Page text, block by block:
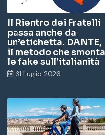
Il Rientro dei Fratelli
passa anche da
un’etichetta. DANTE,
il metodo che smonta
le fake sull’italianità
31 Luglio 2026